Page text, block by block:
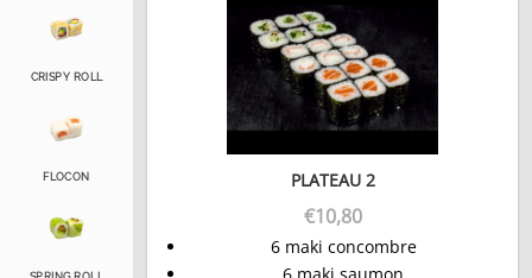
CRISPY ROLL
FLOCON PLATEAU 2
€10,80
6 maki concombre